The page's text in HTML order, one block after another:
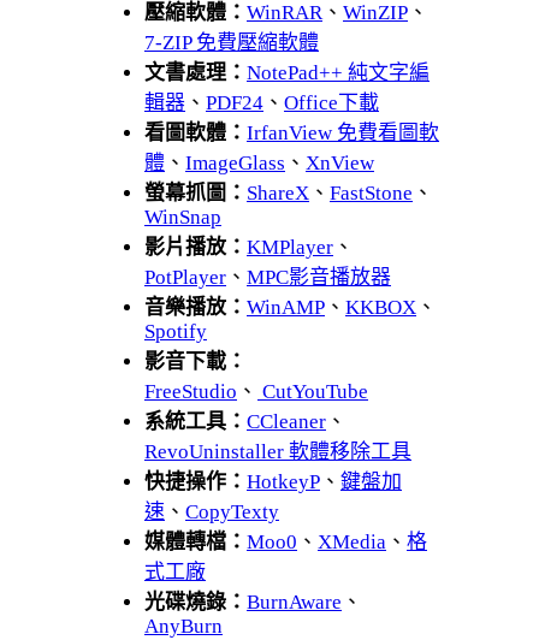
壓縮軟體： WinRAR、 WinZIP 、
7-ZIP 免費壓縮軟體
文書處理： NotePad++ 純文字編
輯器 、 PDF24 、 Office下載
看圖軟體： IrfanView 免費看圖軟
體 、 ImageGlass 、 XnView
螢幕抓圖： ShareX 、 FastStone 、
WinSnap
影片播放： KMPlayer 、
PotPlayer 、 MPC影音播放器
音樂播放： WinAMP 、 KKBOX 、
Spotify
影音下載：
FreeStudio 、 CutYouTube
系統工具： CCleaner 、
RevoUninstaller 軟體移除工具
快捷操作： HotkeyP 、 鍵盤加
速 、 CopyTexty
媒體轉檔： Moo0 、 XMedia 、 格
式工廠
光碟燒錄： BurnAware 、
AnyBurn